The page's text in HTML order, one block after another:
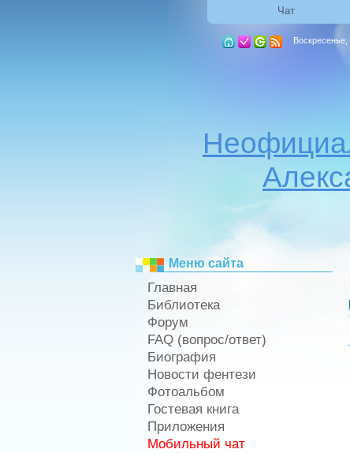
Чат
Меню сайта
Главная
Библиотека
Форум
FAQ (вопрос/ответ)
Биография
Новости фентези
Фотоальбом
Гостевая книга
Приложения
Мобильный чат